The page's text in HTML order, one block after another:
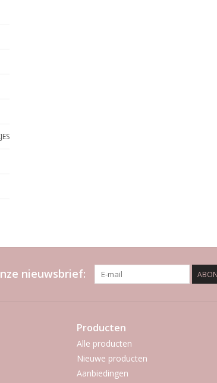
nieuwsbrief:
Producten
Alle producten
Nieuwe producten
Aanbiedingen